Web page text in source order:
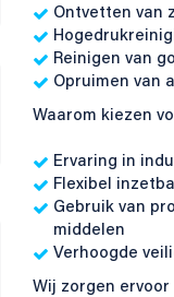
Ontvetten van
Reinigen van
Opruimen van
Waarom kiezen
Ervaring in
Flexibel
Gebruik van
middelen
Verhoogde
Wij zorgen